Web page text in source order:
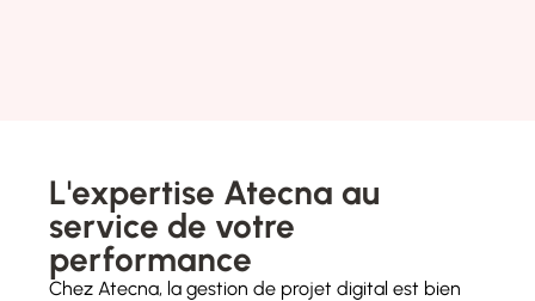
L'expertise Atecna au
service de votre
performance​
Chez Atecna, la gestion de projet digital est bien